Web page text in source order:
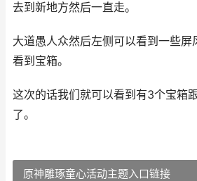
去到新地方然后一直走。
大道愚人众然后左侧可以看到一些屏
看到宝箱。
这次的话我们就可以看到有3个宝箱
了。
原神雕琢童心活动主题入口链接